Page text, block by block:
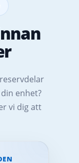
enhet?
vi dig att